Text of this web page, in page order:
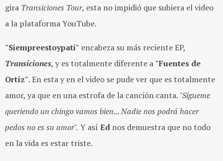
gira Transiciones Tour, esta no impidió que subiera el video
a la plataforma YouTube.
"Siempreestoypati" encabeza su más reciente EP,
Transiciones, y es totalmente diferente a "Fuentes de
Ortíz". En esta y en el video se pude ver que es totalmente
amor, ya que en una estrofa de la canción canta. "Sígueme
queriendo un chingo vamos bien... Nadie nos podrá hacer
pedos no es su amor". Y así Ed nos demuestra que no todo
en la vida es estar triste.